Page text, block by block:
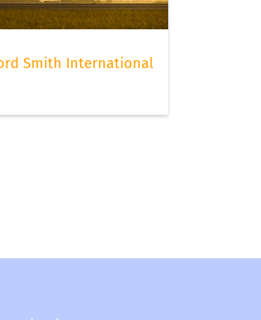
Smith International